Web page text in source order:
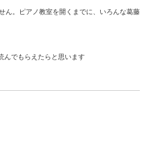
ん。ピアノ教室を開くまでに、いろんな葛藤
んでもらえたらと思います